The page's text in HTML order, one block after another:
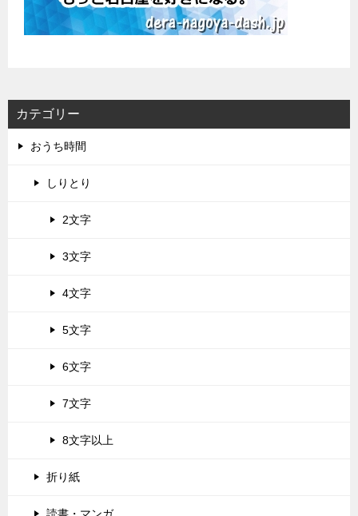
カテゴリー
おうち時間
しりとり
2文字
3文字
4文字
5文字
6文字
7文字
8文字以上
折り紙